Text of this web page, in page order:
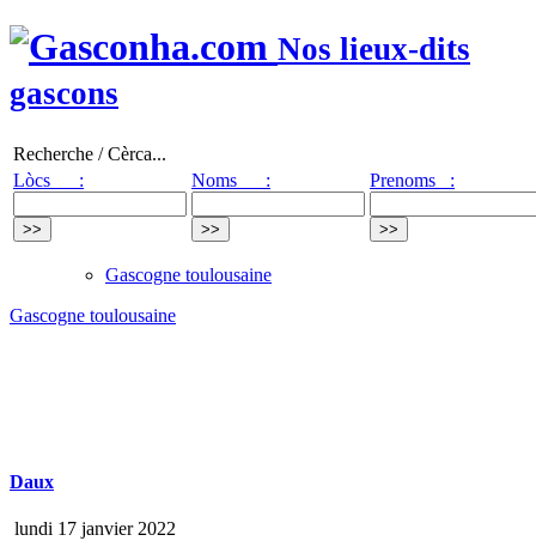
Nos lieux-dits
gascons
Recherche / Cèrca...
Lòcs :
Noms : Prenoms :
Gascogne toulousaine
Gascogne toulousaine
Daux
lundi 17 janvier 2022